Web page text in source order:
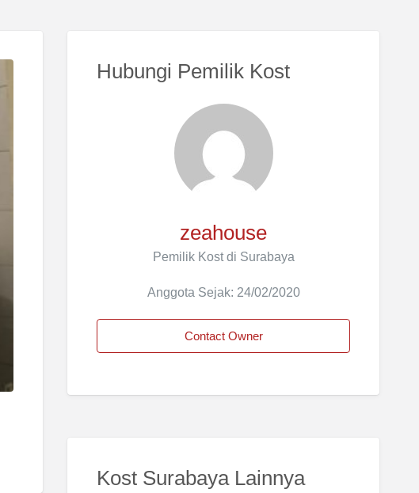
Hubungi Pemilik Kost
zeahouse
Pemilik Kost di Surabaya
Anggota Sejak: 24/02/2020
Contact Owner
Kost Surabaya Lainnya